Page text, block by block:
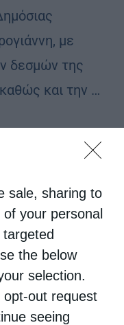
sale, sharing to
your personal
the below
selection.
out request
seeing
με
δεσμών της
και την …